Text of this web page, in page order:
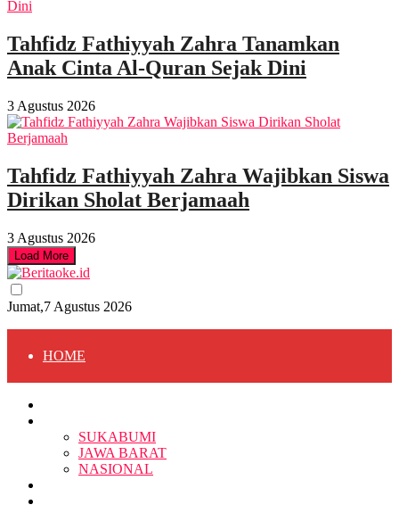
Tahfidz Fathiyyah Zahra Tanamkan
Anak Cinta Al-Quran Sejak Dini
3 Agustus 2026
Tahfidz Fathiyyah Zahra Wajibkan Siswa
Dirikan Sholat Berjamaah
3 Agustus 2026
Load More
Jumat,7 Agustus 2026
HOME
SUKABUMI
SUKABUMI
JAWA BARAT
NASIONAL